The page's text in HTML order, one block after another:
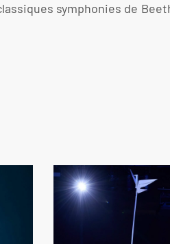
symphonies de